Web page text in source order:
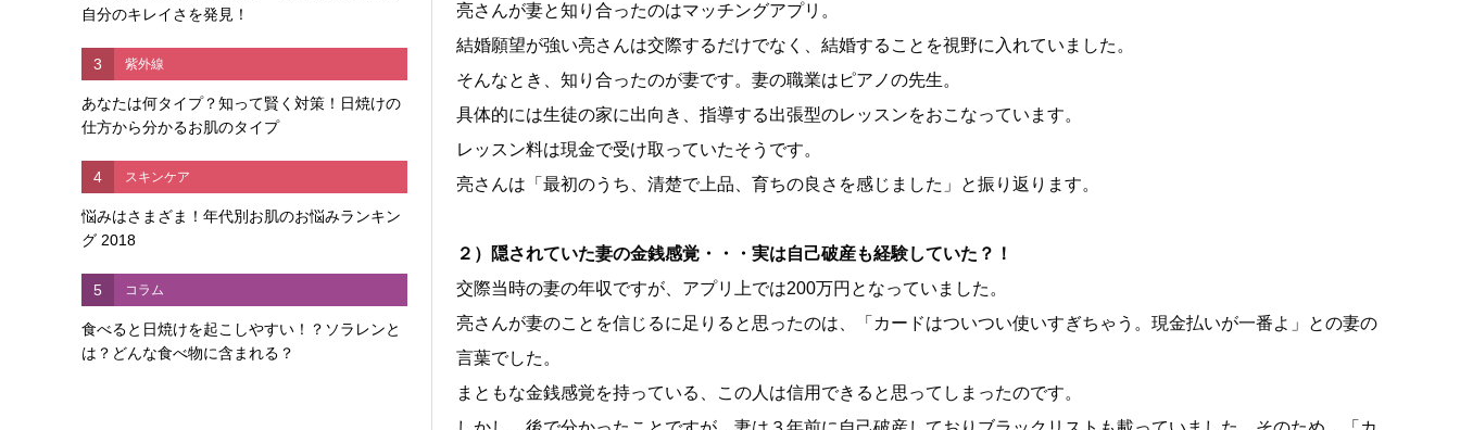
亮さんが妻と知り合ったのはマッチングアプリ。
結婚願望が強い亮さんは交際するだけでなく、結婚することを視野に入れていました。
そんなとき、知り合ったのが妻です。妻の職業はピアノの先生。
具体的には生徒の家に出向き、指導する出張型のレッスンをおこなっています。
レッスン料は現金で受け取っていたそうです。
亮さんは「最初のうち、清楚で上品、育ちの良さを感じました」と振り返ります。
２）隠されていた妻の金銭感覚・・・実は自己破産も経験していた？！
交際当時の妻の年収ですが、アプリ上では200万円となっていました。
亮さんが妻のことを信じるに足りると思ったのは、「カードはついつい使いすぎちゃう。現金払いが一番よ」との妻の
言葉でした。
まともな金銭感覚を持っている、この人は信用できると思ってしまったのです。
自分のキレイさを発見！
3 紫外線
あなたは何タイプ？知って賢く対策！日焼けの
仕方から分かるお肌のタイプ
4 スキンケア
悩みはさまざま！年代別お肌のお悩みランキン
グ 2018
5 コラム
食べると日焼けを起こしやすい！？ソラレンと
は？どんな食べ物に含まれる？